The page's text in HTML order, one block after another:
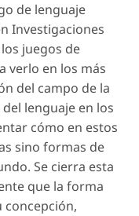
de lenguaje
Investigaciones
juegos de
verlo en los más
del campo de la
lenguaje en los
cómo en estos
sino formas de
Se cierra esta
que la forma
concepción,